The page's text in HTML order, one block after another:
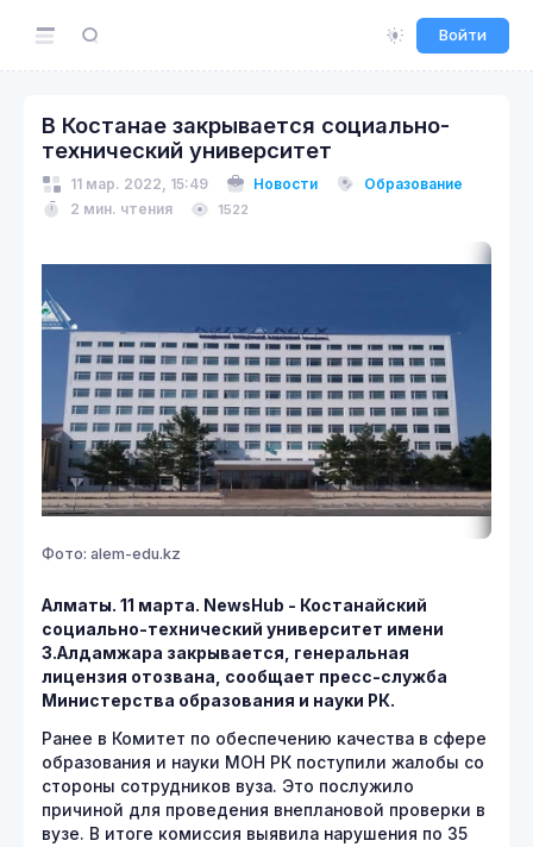
Войти
В Костанае закрывается социально-
технический университет
11 мар. 2022, 15:49 Новости
Образование
2 мин. чтения
1522
Фото: alem-edu.kz
Алматы. 11 марта. NewsHub - Костанайский
социально-технический университет имени
З.Алдамжара закрывается, генеральная
лицензия отозвана, сообщает пресс-служба
Министерства образования и науки РК.
Ранее в Комитет по обеспечению качества в сфере
образования и науки МОН РК поступили жалобы со
стороны сотрудников вуза. Это послужило
причиной для проведения внеплановой проверки в
вузе. В итоге комиссия выявила нарушения по 35